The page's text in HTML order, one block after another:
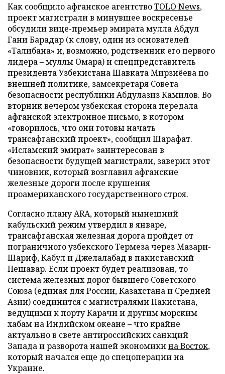
Как сообщило афганское агентствоTOLO News,
проект магистрали в минувшее воскресенье
обсудили вице-премьер эмирата мулла Абдул
Гани Барадар (к слову, один из основателей
«Талибана» и, возможно, родственник его первого
лидера – муллы Омара) и спецпредставитель
президента Узбекистана Шавката Мирзиёева по
внешней политике, замсекретаря Совета
безопасности республики Абдулазиз Камилов. Во
вторник вечером узбекская сторона передала
афганской электронное письмо, в котором
«говорилось, что они готовы начать
трансафганский проект», сообщил Шарафат.
«Исламский эмират» заинтересован в
безопасности будущей магистрали, заверил этот
чиновник, который возглавил афганские
железные дороги после крушения
проамериканского государственного строя.
Согласно плану ARA, который нынешний
кабульский режим утвердил в январе,
трансафганская железная дорога пройдет от
пограничного узбекского Термеза через Мазари-
Шариф, Кабул и Джелалабад в пакистанский
Пешавар. Если проект будет реализован, то
система железных дорог бывшего Советского
Союза (единая для России, Казахстана и Средней
Азии) соединится с магистралями Пакистана,
ведущими к порту Карачи и другим морским
хабам на Индийском океане – что крайне
актуально в свете антироссийских санкций
Запада и разворота нашей экономикина Восток,
который начался еще до спецоперации на
Украине.